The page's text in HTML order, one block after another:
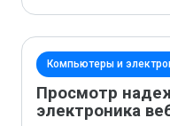
Компьютеры и
Просмотр
электроника